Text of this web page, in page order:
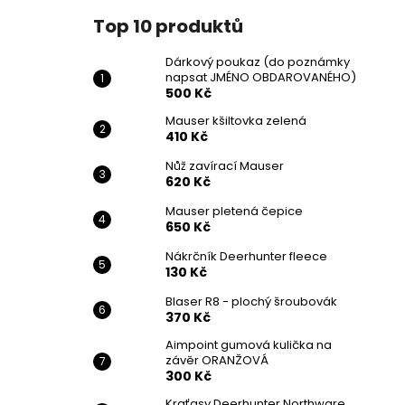
Top 10 produktů
Dárkový poukaz (do poznámky
napsat JMÉNO OBDAROVANÉHO)
500 Kč
Mauser kšiltovka zelená
410 Kč
Nůž zavírací Mauser
620 Kč
Mauser pletená čepice
650 Kč
Nákrčník Deerhunter fleece
130 Kč
Blaser R8 - plochý šroubovák
370 Kč
Aimpoint gumová kulička na
závěr ORANŽOVÁ
300 Kč